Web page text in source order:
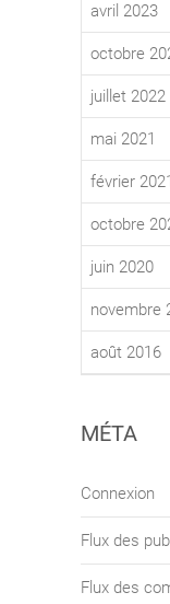
avril 2023
octobre
juillet 2022
mai 2021
février 2021
octobre
juin 2020
novembre
août 2016
MÉTA
Connexion
Flux des
Flux des